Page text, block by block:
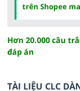
trên Shopee
Hơn 20.000 câu
đáp án
TÀI LIỆU CLC